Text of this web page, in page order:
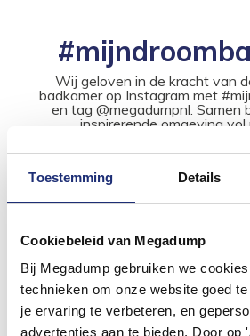
Toestemming Details
Cookiebeleid van Megadump
Bij Megadump gebruiken we
technieken om onze website goed
je ervaring te verbeteren, en
advertenties aan te bieden. Door op
Wij geloven in de kracht van
badkamer op Instagram met
en tag @megadumpnl. Samen
inspirerende omgeving vol